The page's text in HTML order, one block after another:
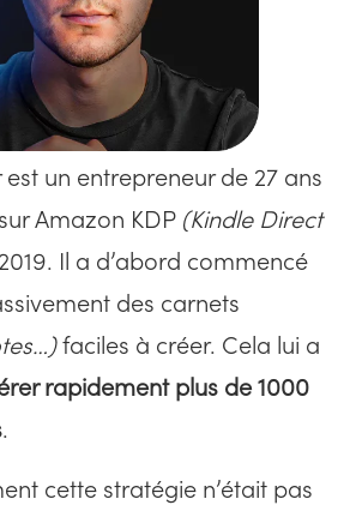
est un entrepreneur de 27 ans
Amazon KDP (Kindle Direct
Il a d’abord commencé
des carnets
faciles à créer. Cela lui a
rapidement plus de 1000
.
cette stratégie n’était pas